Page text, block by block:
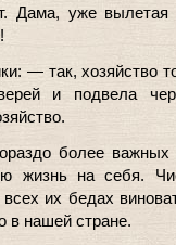
Дама, уже
— так, хозяйство
и подвела
более
жизнь на себя.
их бедах
в нашей стране.